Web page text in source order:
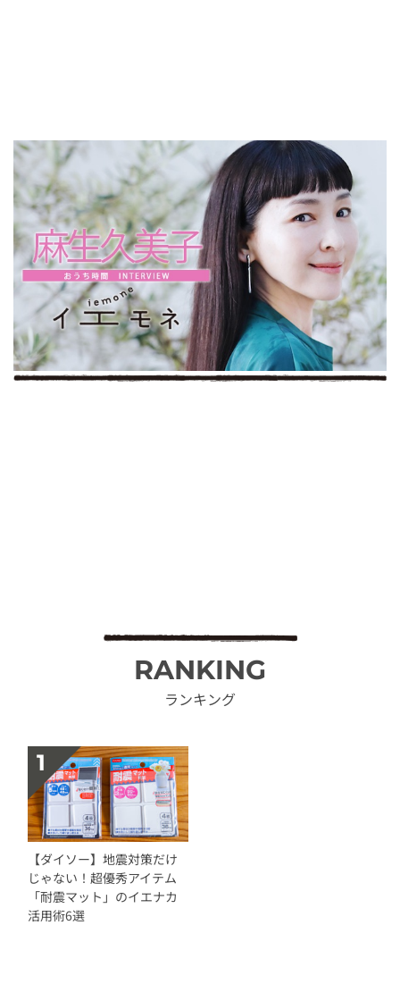
RANKING
ランキング
【ダイソー】地震対策だけ
じゃない！超優秀アイテム
「耐震マット」のイエナカ
活用術6選